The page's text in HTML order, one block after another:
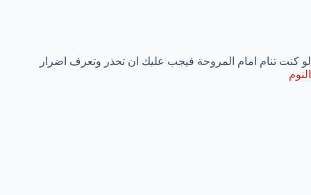
لو كنت تنام امام المروحة فيجب عليك ان تحذر وتعرف اضرار
النوم